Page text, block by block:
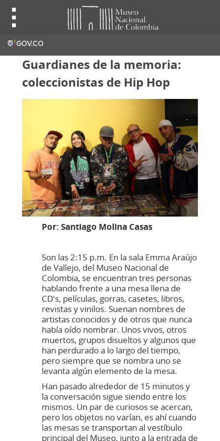
Guardianes de la memoria:
coleccionistas de Hip Hop
Por: Santiago Molina Casas
Son las 2:15 p.m. En la sala Emma Araújo
de Vallejo, del Museo Nacional de
Colombia, se encuentran tres personas
hablando frente a una mesa llena de
CD's, películas, gorras, casetes, libros,
revistas y vinilos. Suenan nombres de
artistas conocidos y de otros que nunca
había oído nombrar. Unos vivos, otros
muertos, grupos disueltos y algunos que
han perdurado a lo largo del tiempo,
pero siempre que se nombra uno se
levanta algún elemento de la mesa.
Han pasado alrededor de 15 minutos y
la conversación sigue siendo entre los
mismos. Un par de curiosos se acercan,
pero los objetos no varían, es ahí cuando
las mesas se transportan al vestíbulo
principal del Museo, junto a la entrada de